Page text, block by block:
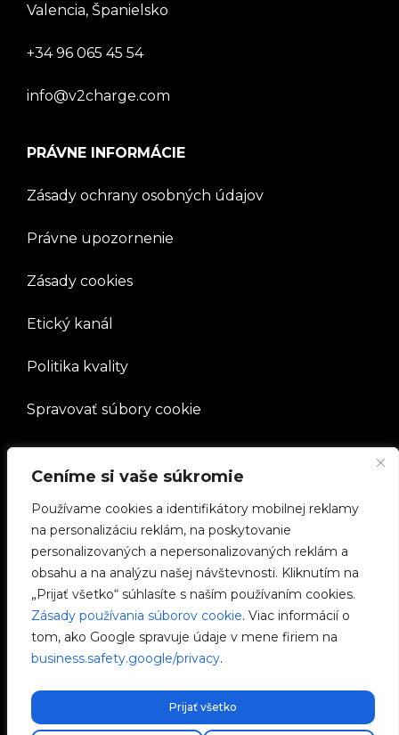
Ceníme si vaše súkromie
Používame cookies a identifikátory mobilnej reklamy
na personalizáciu reklám, na poskytovanie
personalizovaných a nepersonalizovaných reklám a
obsahu a na analýzu našej návštevnosti. Kliknutím na
„Prijať všetko“ súhlasíte s naším používaním cookies.
Zásady používania súborov cookie. Viac informácií o
tom, ako Google spravuje údaje v mene firiem na
business.safety.google/privacy.
Prijať všetko
Valencia, Španielsko
+34 96 065 45 54
info@v2charge.com
PRÁVNE INFORMÁCIE
Zásady ochrany osobných údajov
Právne upozornenie
Zásady cookies
Etický kanál
Politika kvality
Spravovať súbory cookie
SPOLOČNOSŤ
Pracovať s nami
e-Chargers
V2C Power
V2C Cloud